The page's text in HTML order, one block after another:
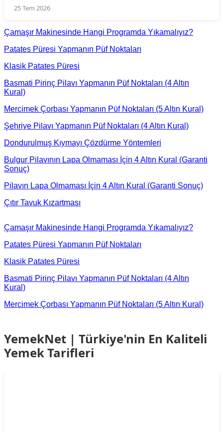
25 Tem 2026
Çamaşır Makinesinde Hangi Programda Yıkamalıyız?
Patates Püresi Yapmanın Püf Noktaları
Klasik Patates Püresi
Basmati Pirinç Pilavı Yapmanın Püf Noktaları (4 Altın
Kural)
Mercimek Çorbası Yapmanın Püf Noktaları (5 Altın Kural)
Şehriye Pilavı Yapmanın Püf Noktaları (4 Altın Kural)
Dondurulmuş Kıymayı Çözdürme Yöntemleri
Bulgur Pilavının Lapa Olmaması İçin 4 Altın Kural (Garanti
Sonuç)
Pilavın Lapa Olmaması İçin 4 Altın Kural (Garanti Sonuç)
Çıtır Tavuk Kızartması
Çamaşır Makinesinde Hangi Programda Yıkamalıyız?
Patates Püresi Yapmanın Püf Noktaları
Klasik Patates Püresi
Basmati Pirinç Pilavı Yapmanın Püf Noktaları (4 Altın
Kural)
Mercimek Çorbası Yapmanın Püf Noktaları (5 Altın Kural)
YemekNet | Türkiye'nin En Kaliteli
Yemek Tarifleri